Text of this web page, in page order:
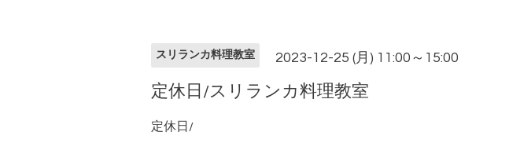
スリランカ料理教室 2023-12-25 (月) 11:00～15:00
定休日/スリランカ料理教室
定休日/